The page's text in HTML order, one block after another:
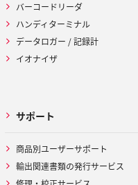
バーコードリーダ
ハンディターミナル
データロガー / 記録計
イオナイザ
サポート
商品別ユーザーサポート
輸出関連書類の発行サービス